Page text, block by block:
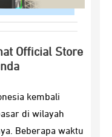
Official Store
kembali
di wilayah
Beberapa waktu